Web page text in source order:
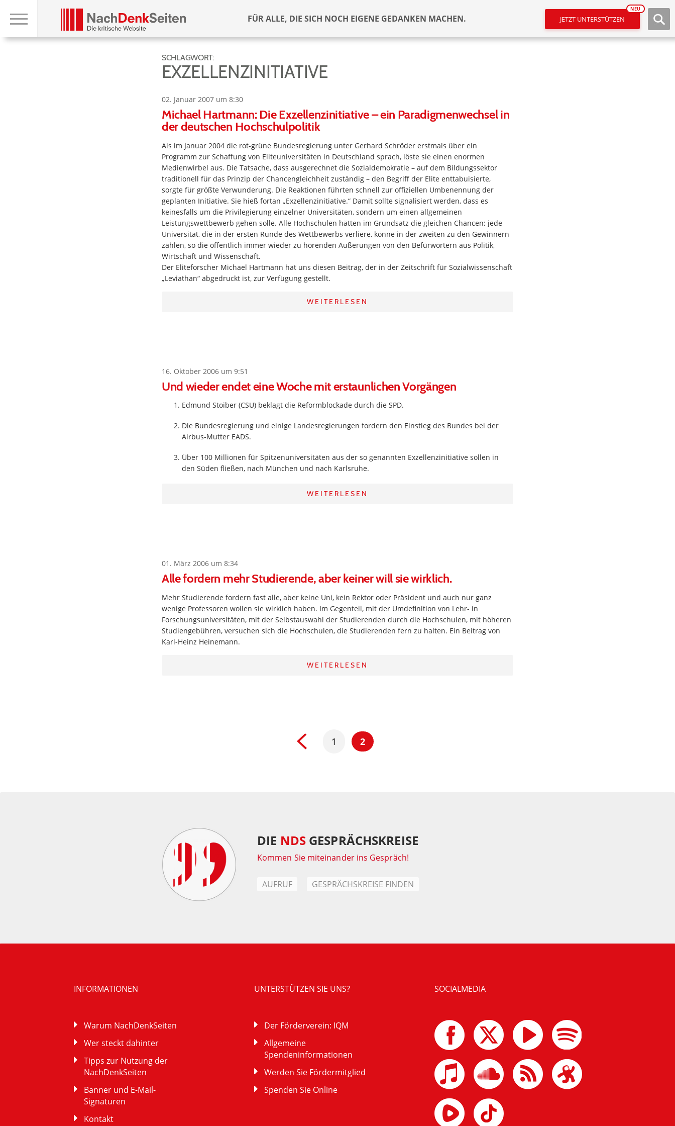
FÜR ALLE, DIE SICH NOCH EIGENE GEDANKEN MACHEN. JETZT UNTERSTÜTZEN
NEU
SCHLAGWORT:
EXZELLENZINITIATIVE
02. Januar 2007 um 8:30
Michael Hartmann: Die Exzellenzinitiative – ein Paradigmenwechsel in
der deutschen Hochschulpolitik
Als im Januar 2004 die rot-grüne Bundesregierung unter Gerhard Schröder erstmals über ein
Programm zur Schaffung von Eliteuniversitäten in Deutschland sprach, löste sie einen enormen
Medienwirbel aus. Die Tatsache, dass ausgerechnet die Sozialdemokratie – auf dem Bildungssektor
traditionell für das Prinzip der Chancengleichheit zuständig – den Begriff der Elite enttabuisierte,
sorgte für größte Verwunderung. Die Reaktionen führten schnell zur offiziellen Umbenennung der
geplanten Initiative. Sie hieß fortan „Exzellenzinitiative.“ Damit sollte signalisiert werden, dass es
keinesfalls um die Privilegierung einzelner Universitäten, sondern um einen allgemeinen
Leistungswettbewerb gehen solle. Alle Hochschulen hätten im Grundsatz die gleichen Chancen; jede
Universität, die in der ersten Runde des Wettbewerbs verliere, könne in der zweiten zu den Gewinnern
zählen, so die öffentlich immer wieder zu hörenden Äußerungen von den Befürwortern aus Politik,
Wirtschaft und Wissenschaft.
Der Eliteforscher Michael Hartmann hat uns diesen Beitrag, der in der Zeitschrift für Sozialwissenschaft
„Leviathan“ abgedruckt ist, zur Verfügung gestellt.
WEITERLESEN
16. Oktober 2006 um 9:51
Und wieder endet eine Woche mit erstaunlichen Vorgängen
Edmund Stoiber (CSU) beklagt die Reformblockade durch die SPD.
Die Bundesregierung und einige Landesregierungen fordern den Einstieg des Bundes bei der
Airbus-Mutter EADS.
Über 100 Millionen für Spitzenuniversitäten aus der so genannten Exzellenzinitiative sollen in
den Süden fließen, nach München und nach Karlsruhe.
WEITERLESEN
01. März 2006 um 8:34
Alle fordern mehr Studierende, aber keiner will sie wirklich.
Mehr Studierende fordern fast alle, aber keine Uni, kein Rektor oder Präsident und auch nur ganz
wenige Professoren wollen sie wirklich haben. Im Gegenteil, mit der Umdefinition von Lehr- in
Forschungsuniversitäten, mit der Selbstauswahl der Studierenden durch die Hochschulen, mit höheren
Studiengebühren, versuchen sich die Hochschulen, die Studierenden fern zu halten. Ein Beitrag von
Karl-Heinz Heinemann.
WEITERLESEN
1 2
DIE NDSGESPRÄCHSKREISE
Kommen Sie miteinander ins Gespräch!
AUFRUF GESPRÄCHSKREISE FINDEN
INFORMATIONEN
Warum NachDenkSeiten
Wer steckt dahinter
Tipps zur Nutzung der
NachDenkSeiten
Banner und E-Mail-
Signaturen
Kontakt
UNTERSTÜTZEN SIE UNS?
Der Förderverein: IQM
Allgemeine
Spendeninformationen
Werden Sie Fördermitglied
Spenden Sie Online
SOCIALMEDIA